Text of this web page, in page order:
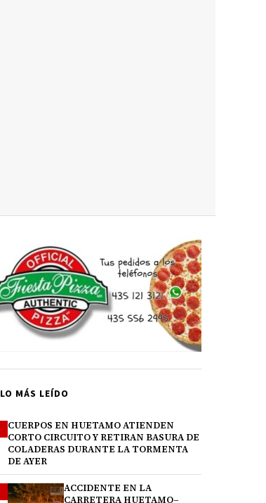
LO MÁS LEÍDO
CUERPOS EN HUETAMO ATIENDEN
CORTO CIRCUITO Y RETIRAN BASURA DE
COLADERAS DURANTE LA TORMENTA
DE AYER
ACCIDENTE EN LA
CARRETERA HUETAMO–